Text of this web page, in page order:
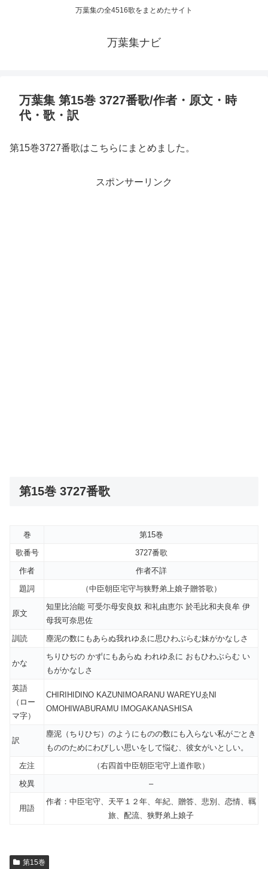
万葉集の全4516歌をまとめたサイト
万葉集ナビ
万葉集 第15巻 3727番歌/作者・原文・時
代・歌・訳
第15巻3727番歌はこちらにまとめました。
スポンサーリンク
第15巻 3727番歌
巻
第15巻
歌番号
3727番歌
作者
作者不詳
題詞
（中臣朝臣宅守与狭野弟上娘子贈答歌）
原文
知里比治能 可受尓母安良奴 和礼由恵尓 於毛比和夫良牟 伊
母我可奈思佐
訓読
塵泥の数にもあらぬ我れゆゑに思ひわぶらむ妹がかなしさ
かな
ちりひぢの かずにもあらぬ われゆゑに おもひわぶらむ い
もがかなしさ
英語
（ロー
マ字）
CHIRIHIDINO KAZUNIMOARANU WAREYUゑNI
OMOHIWABURAMU IMOGAKANASHISA
訳
塵泥（ちりひぢ）のようにものの数にも入らない私がごとき
もののためにわびしい思いをして悩む、彼女がいとしい。
左注
（右四首中臣朝臣宅守上道作歌）
校異
–
用語
作者：中臣宅守、天平１２年、年紀、贈答、悲別、恋情、羈
旅、配流、狭野弟上娘子
第15巻